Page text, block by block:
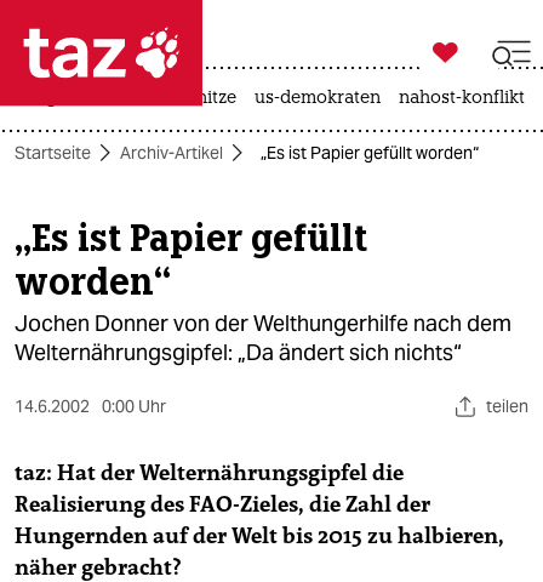
 taz zahl ich
taz zahl ich
themen
politik
öko
sport
berlin

taz zahl ich
hitze us-demokraten nahost-konflikt
Startseite Archiv-Artikel „Es ist Papier gefüllt worden“
„Es ist Papier gefüllt
worden“
Jochen Donner von der Welthungerhilfe nach dem
Welternährungsgipfel: „Da ändert sich nichts“
14.6.2002 0:00 Uhr teilen
taz: Hat der Welternährungsgipfel die
Realisierung des FAO-Zieles, die Zahl der
Hungernden auf der Welt bis 2015 zu halbieren,
näher gebracht?